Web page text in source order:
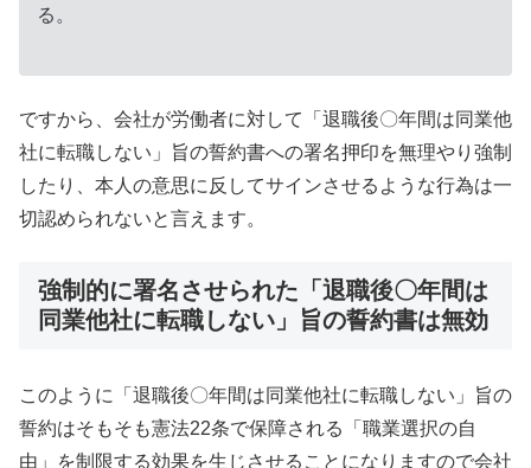
る。
ですから、会社が労働者に対して「退職後〇年間は同業他
社に転職しない」旨の誓約書への署名押印を無理やり強制
したり、本人の意思に反してサインさせるような行為は一
切認められないと言えます。
強制的に署名させられた「退職後〇年間は
同業他社に転職しない」旨の誓約書は無効
このように「退職後〇年間は同業他社に転職しない」旨の
誓約はそもそも憲法22条で保障される「職業選択の自
由」を制限する効果を生じさせることになりますので会社